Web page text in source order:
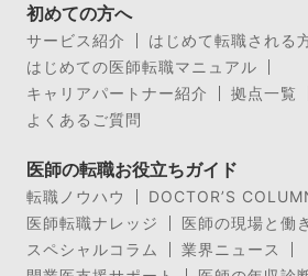
初めての方へ
サービス紹介
はじめて転職される
はじめての医師転職マニュアル
キャリアパートナー紹介
拠点一覧
よくあるご質問
医師の転職お役立ちガイド
転職ノウハウ
DOCTOR’S
医師転職ナレッジ
医師の現場と働
スペシャルコラム
業界ニュース